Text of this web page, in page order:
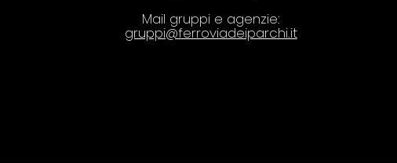
Mail gruppi e agenzie:
gruppi@ferroviadeiparchi.it